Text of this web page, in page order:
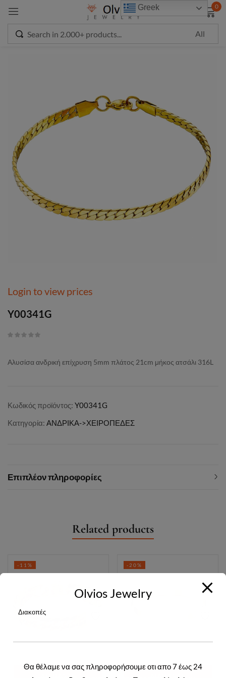
0
Login to view prices
Y00341G
Αλυσίσα ανδρική επίχρυση 5mm πλάτος 21cm μήκος ατσάλι 316L
Κωδικός προϊόντος: Y00341G
Κατηγορία: ΑΝΔΡΙΚΑ->ΧΕΙΡΟΠΕΔΕΣ
Επιπλέον πληροφορίες
Related products
-11% -20%
Greek
Sign in
Remember me Lost password?
modal-check
Olvios Jewelry
Διακοπές
Θα θέλαμε να σας πληροφορήσουμε οτι απο 7 έως 24